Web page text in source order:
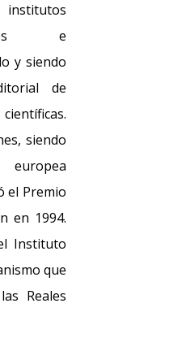
institutos
e
y siendo
de
siendo
europea
el Premio
en 1994.
Instituto
que
Reales